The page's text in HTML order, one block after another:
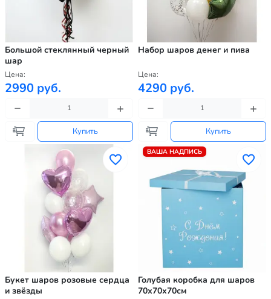
Большой стеклянный черный
шар
Цена:
2990 руб.
Купить
Набор шаров денег и пива
Цена:
4290 руб.
Купить
Букет шаров розовые сердца
и звёзды
ВАША НАДПИСЬ
Голубая коробка для шаров
70х70х70см